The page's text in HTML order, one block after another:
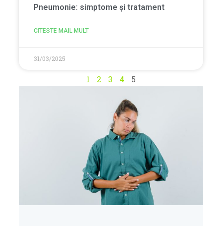
Pneumonie: simptome și tratament
CITESTE MAIL MULT
31/03/2025
1 2 3 4 5